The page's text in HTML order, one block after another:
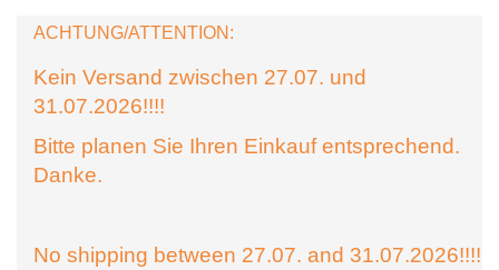
ACHTUNG/ATTENTION:
Kein Versand zwischen 27.07. und
31.07.2026!!!!
Bitte planen Sie Ihren Einkauf entsprechend.
Danke.
No shipping between 27.07. and 31.07.2026!!!!